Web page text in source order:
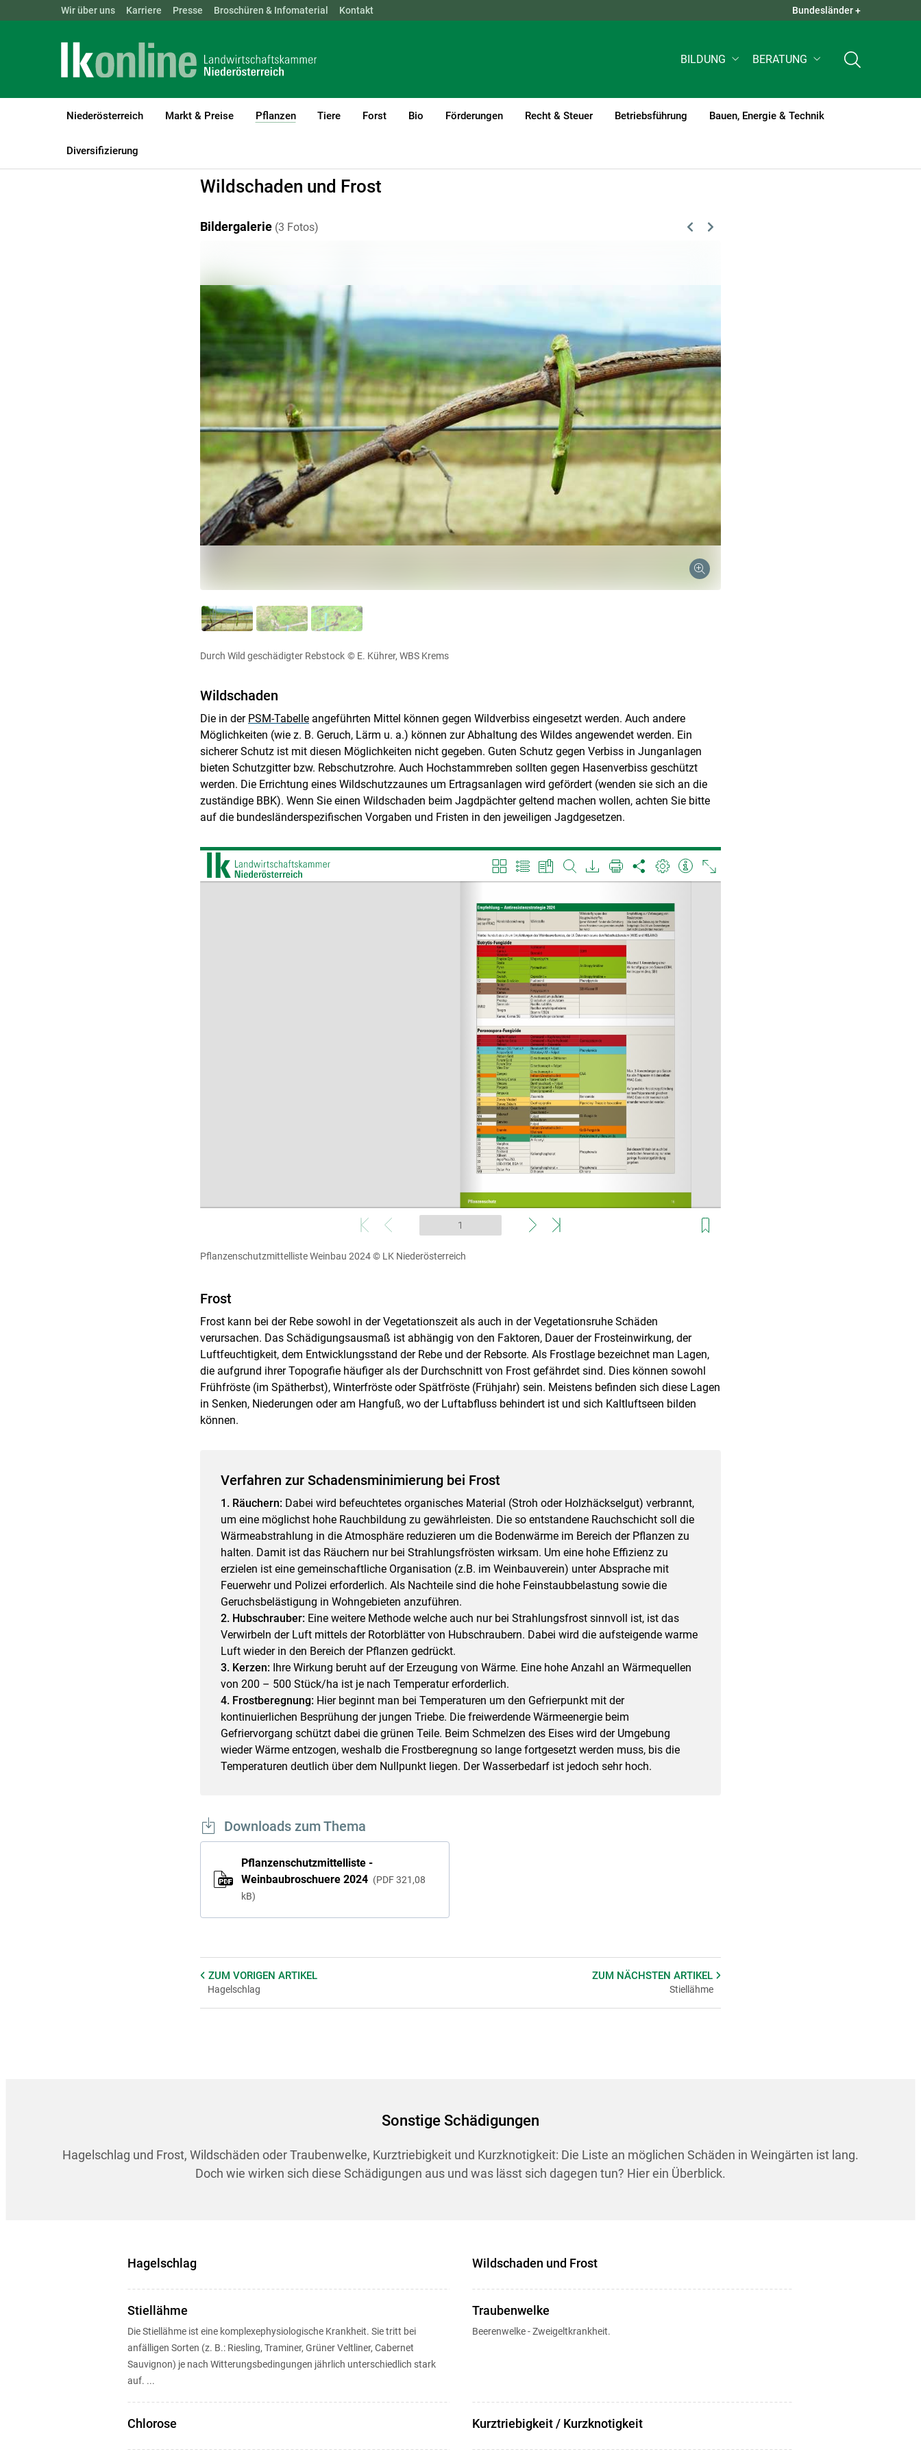
Skip to main content
Landwirtschaftskammern: ÖSTERREICH BGLD KTN NÖ OÖ SBG QUICK LINKS +
Wir über uns Karriere Presse Broschüren & Infomaterial Kontakt Bundesländer +
BILDUNG BERATUNG
Niederösterreich Markt & Preise Pflanzen
(current)1
Tiere Forst Bio Förderungen Recht & Steuer Betriebsführung Bauen, Energie & Technik
Diversifizierung
LK Niederösterreich
Wildschaden und Frost
Bildergalerie (3 Fotos) Previous
Next
Durch Wild geschädigter Rebstock © E. Kührer, WBS Krems
Wildschaden
Die in der PSM-Tabelle angeführten Mittel können gegen Wildverbiss eingesetzt werden. Auch andere
Möglichkeiten (wie z. B. Geruch, Lärm u. a.) können zur Abhaltung des Wildes angewendet werden. Ein
sicherer Schutz ist mit diesen Möglichkeiten nicht gegeben. Guten Schutz gegen Verbiss in Junganlagen
bieten Schutzgitter bzw. Rebschutzrohre. Auch Hochstammreben sollten gegen Hasenverbiss geschützt
werden. Die Errichtung eines Wildschutzzaunes um Ertragsanlagen wird gefördert (wenden sie sich an die
zuständige BBK). Wenn Sie einen Wildschaden beim Jagdpächter geltend machen wollen, achten Sie bitte
auf die bundesländerspezifischen Vorgaben und Fristen in den jeweiligen Jagdgesetzen.
Pflanzenschutzmittelliste Weinbau 2024© LK Niederösterreich
Frost
Frost kann bei der Rebe sowohl in der Vegetationszeit als auch in der Vegetationsruhe Schäden
verursachen. Das Schädigungsausmaß ist abhängig von den Faktoren, Dauer der Frosteinwirkung, der
Luftfeuchtigkeit, dem Entwicklungsstand der Rebe und der Rebsorte. Als Frostlage bezeichnet man Lagen,
die aufgrund ihrer Topografie häufiger als der Durchschnitt von Frost gefährdet sind. Dies können sowohl
Frühfröste (im Spätherbst), Winterfröste oder Spätfröste (Frühjahr) sein. Meistens befinden sich diese Lagen
in Senken, Niederungen oder am Hangfuß, wo der Luftabfluss behindert ist und sich Kaltluftseen bilden
können.
Verfahren zur Schadensminimierung bei Frost
1. Räuchern: Dabei wird befeuchtetes organisches Material (Stroh oder Holzhäckselgut) verbrannt,
um eine möglichst hohe Rauchbildung zu gewährleisten. Die so entstandene Rauchschicht soll die
Wärmeabstrahlung in die Atmosphäre reduzieren um die Bodenwärme im Bereich der Pflanzen zu
halten. Damit ist das Räuchern nur bei Strahlungsfrösten wirksam. Um eine hohe Effizienz zu
erzielen ist eine gemeinschaftliche Organisation (z.B. im Weinbauverein) unter Absprache mit
Feuerwehr und Polizei erforderlich. Als Nachteile sind die hohe Feinstaubbelastung sowie die
Geruchsbelästigung in Wohngebieten anzuführen.
2. Hubschrauber: Eine weitere Methode welche auch nur bei Strahlungsfrost sinnvoll ist, ist das
Verwirbeln der Luft mittels der Rotorblätter von Hubschraubern. Dabei wird die aufsteigende warme
Luft wieder in den Bereich der Pflanzen gedrückt.
3. Kerzen: Ihre Wirkung beruht auf der Erzeugung von Wärme. Eine hohe Anzahl an Wärmequellen
von 200 – 500 Stück/ha ist je nach Temperatur erforderlich.
4. Frostberegnung: Hier beginnt man bei Temperaturen um den Gefrierpunkt mit der
kontinuierlichen Besprühung der jungen Triebe. Die freiwerdende Wärmeenergie beim
Gefriervorgang schützt dabei die grünen Teile. Beim Schmelzen des Eises wird der Umgebung
wieder Wärme entzogen, weshalb die Frostberegnung so lange fortgesetzt werden muss, bis die
Temperaturen deutlich über dem Nullpunkt liegen. Der Wasserbedarf ist jedoch sehr hoch.
Downloads zum Thema
Pflanzenschutzmittelliste -
Weinbaubroschuere 2024
PDF321,08
kB
ZUM VORIGENARTIKEL
Hagelschlag
ZUM NÄCHSTEN ARTIKEL
Stiellähme
Sonstige Schädigungen
Hagelschlag und Frost, Wildschäden oder Traubenwelke, Kurztriebigkeit und Kurzknotigkeit: Die Liste an möglichen Schäden in Weingärten ist lang.
Doch wie wirken sich diese Schädigungen aus und was lässt sich dagegen tun? Hier ein Überblick.
Hagelschlag Wildschaden und Frost
Stiellähme
Die Stiellähme ist eine komplexephysiologische Krankheit. Sie tritt bei
anfälligen Sorten (z. B.: Riesling, Traminer, Grüner Veltliner, Cabernet
Sauvignon) je nach Witterungsbedingungen jährlich unterschiedlich stark
auf. ...
Traubenwelke
Beerenwelke - Zweigeltkrankheit.
Chlorose Kurztriebigkeit / Kurzknotigkeit